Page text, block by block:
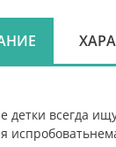
детки всегда